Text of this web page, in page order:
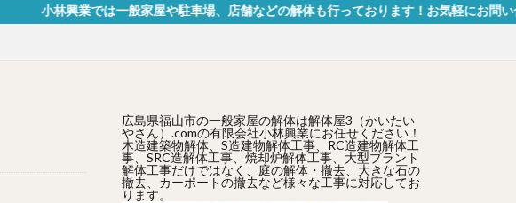
般家屋や駐車場、店舗などの解体も行っております！お気軽にお問い合わせください
広島県福山市の一般家屋の解体は解体屋3（かいたい
やさん）.comの有限会社小林興業にお任せください！
木造建築物解体、S造建物解体工事、RC造建物解体工
事、SRC造解体工事、焼却炉解体工事、大型プラント
解体工事だけではなく、庭の解体・撤去、大きな石の
撤去、カーポートの撤去など様々な工事に対応してお
ります。